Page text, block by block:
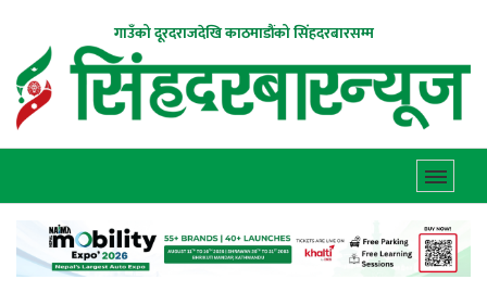
गाउँको दूरदराजदेखि काठमाडौंको सिंहदरबारसम्म